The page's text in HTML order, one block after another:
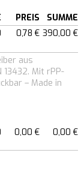
PREIS
SUMME
0,78 € 390,00 €
aus
13432. Mit rPP-
– Made in
0,00 € 0,00 €